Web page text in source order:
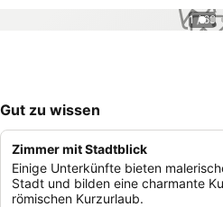
1 / 69
Gut zu wissen
Zimmer mit Stadtblick
Einige Unterkünfte bieten
Stadt und bilden eine charmante
römischen Kurzurlaub.